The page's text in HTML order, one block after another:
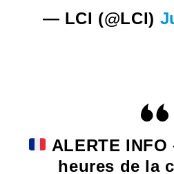
— LCI (@LCI)
ALERTE
heures de la